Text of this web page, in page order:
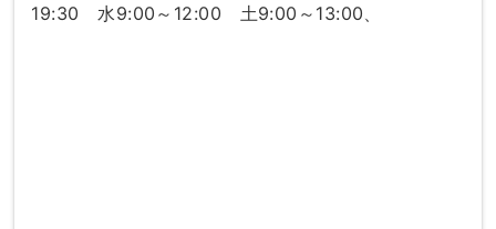
19:30 水9:00～12:00 土9:00～13:00、